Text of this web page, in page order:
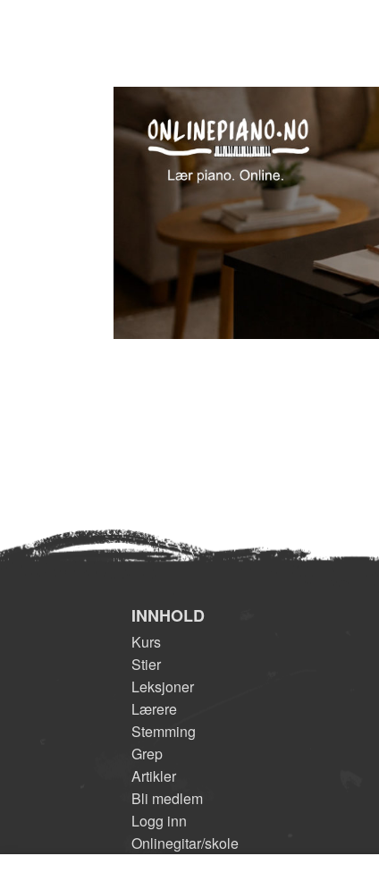
INNHOLD
Kurs
Stier
Leksjoner
Lærere
Stemming
Grep
Artikler
Bli medlem
Logg inn
Onlinegitar/skole